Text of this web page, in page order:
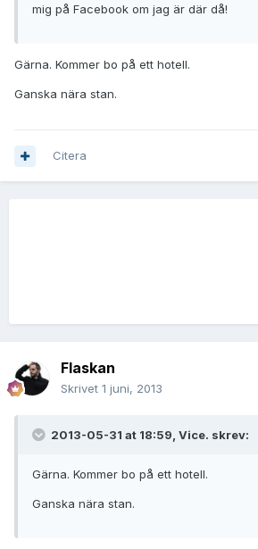
mig på Facebook om jag är där då!
Gärna. Kommer bo på ett hotell.
Ganska nära stan.
Citera
Flaskan
Skrivet 1 juni, 2013
2013-05-31 at 18:59, Vice. skrev:
Gärna. Kommer bo på ett hotell.
Ganska nära stan.